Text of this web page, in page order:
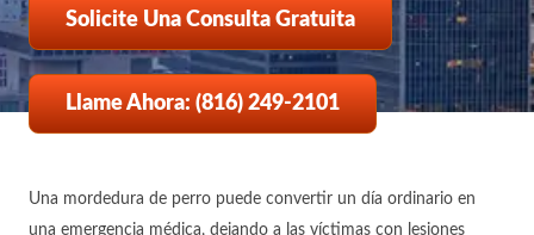
Solicite Una Consulta Gratuita
Llame Ahora: (816) 249-2101
Una mordedura de perro puede convertir un día ordinario en
una emergencia médica, dejando a las víctimas con lesiones